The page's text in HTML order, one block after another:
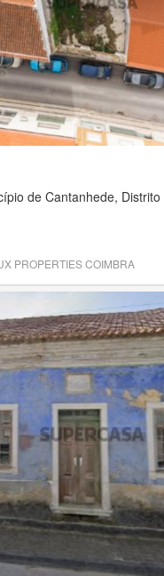
de Cantanhede,
PROPERTIES COIMBRA